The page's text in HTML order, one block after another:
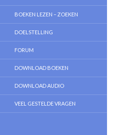
BOEKEN LEZEN – ZOEKEN
DOELSTELLING
FORUM
DOWNLOAD BOEKEN
DOWNLOAD AUDIO
VEEL GESTELDE VRAGEN